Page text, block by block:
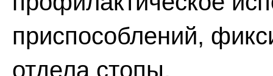
приспособлений,
отдела стопы.